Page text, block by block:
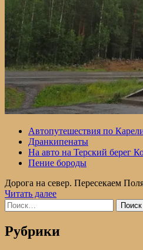
Автопутешествия по
Дранкипенаты
На авто на Терский берег
Пение бороды
Дорога на север. Пересекаем
Читать далееПрочитать
о
«Полярный
Найти:
Рубрики